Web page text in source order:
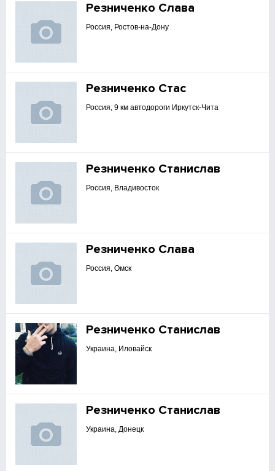
Резниченко Слава
Россия, Ростов-на-Дону
Резниченко Стас
Россия, 9 км автодороги Иркутск-Чита
Резниченко Станислав
Россия, Владивосток
Резниченко Слава
Россия, Омск
Резниченко Станислав
Украина, Иловайск
Резниченко Станислав
Украина, Донецк